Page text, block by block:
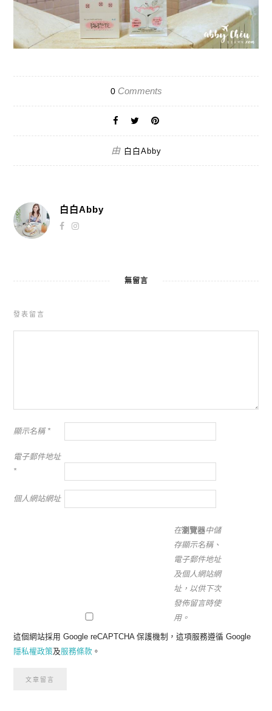
0Comments
由 白白Abby
白白Abby
無留言
發表留言
顯示名稱 *
電子郵件地址
*
個人網站網址
在瀏覽器中儲
存顯示名稱、
電子郵件地址
及個人網站網
址，以供下次
發佈留言時使
用。
這個網站採用 Google reCAPTCHA 保護機制，這項服務遵循 Google
隱私權政策及服務條款 。